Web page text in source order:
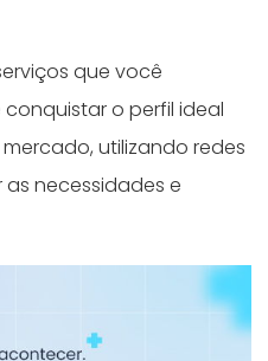
que você
o perfil ideal
utilizando redes
necessidades e